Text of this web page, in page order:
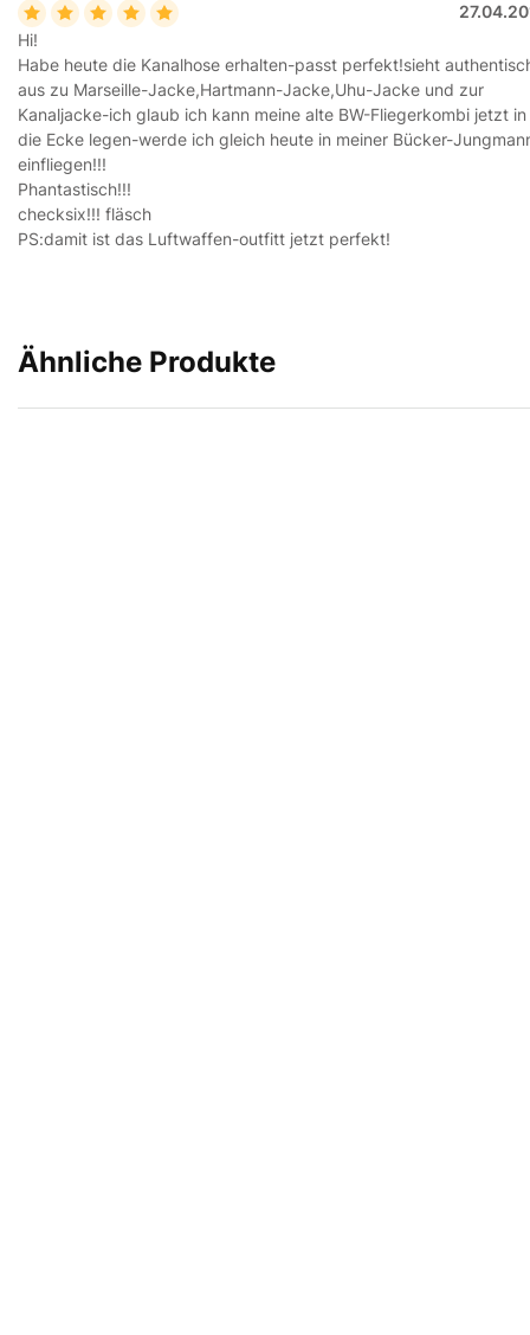
Hi!
Habe heute die Kanalhose erhalten-passt perfekt!sieht
aus zu Marseille-Jacke,Hartmann-Jacke,Uhu-Jacke und zur
Kanaljacke-ich glaub ich kann meine alte BW-Fliegerkombi jetzt in
die Ecke legen-werde ich gleich heute in meiner Bücker-
einfliegen!!!
Phantastisch!!!
checksix!!! fläsch
PS:damit ist das Luftwaffen-outfitt jetzt perfekt!
Ähnliche Produkte